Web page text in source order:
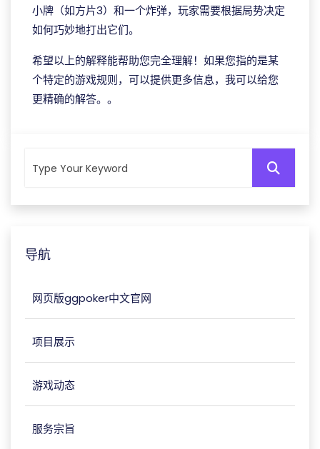
小牌（如方片3）和一个炸弹，玩家需要根据局势决定
如何巧妙地打出它们。
希望以上的解释能帮助您完全理解！如果您指的是某
个特定的游戏规则，可以提供更多信息，我可以给您
更精确的解答。。
导航
网页版ggpoker中文官网
项目展示
游戏动态
服务宗旨